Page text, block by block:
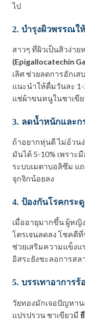
ไป
2. บำรุงผิวพรรณใ
สาวๆ ที่ผิวเป็นสิวง่าย
(Epigallocatechin
เลิศ ช่วยลดการอักเ
แนะนำให้ดื่มวันละ
แช่ผ้าขนหนูในชาเขี
3. ลดน้ำหนักและก
ถ้าอยากหุ่นดี ไม่อ้วน
มันได้ 5-10% เพราะ
ระบบเมตาบอลิซึม แ
จุกจิกน้อยลง
4. ป้องกันโรคกระ
เมื่ออายุมากขึ้น ผู้หญิ
โตรเจนลดลง โชคดี
ช่วยเสริมความแข็ง
อิสระยังชะลอการส
5. บรรเทาอาการ
วัยทองมักเจอปัญหา
แปรปรวน ชาเขียวมี